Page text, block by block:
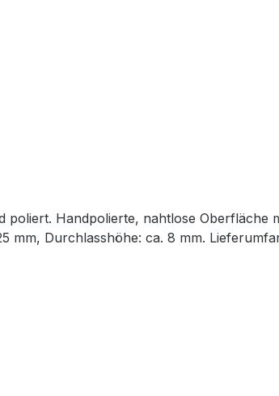
Handpolierte, nahtlose Oberfläche
mm, Durchlasshöhe: ca. 8 mm.